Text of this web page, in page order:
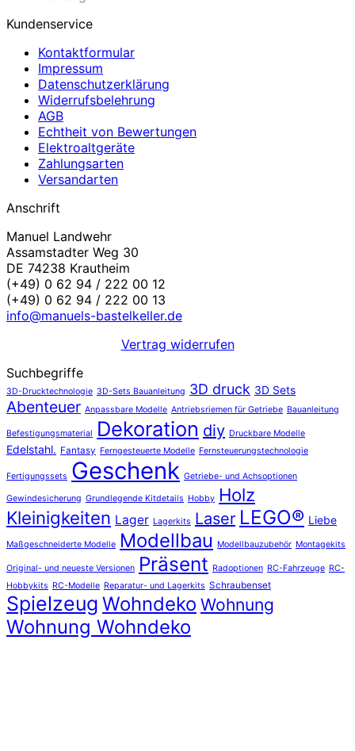
Kundenservice
Kontaktformular
Impressum
Datenschutzerklärung
Widerrufsbelehrung
AGB
Echtheit von Bewertungen
Elektroaltgeräte
Zahlungsarten
Versandarten
Anschrift
Manuel Landwehr
Assamstadter Weg 30
DE 74238 Krautheim
(+49) 0 62 94 / 222 00 12
(+49) 0 62 94 / 222 00 13
info@manuels-bastelkeller.de
Vertrag widerrufen
Suchbegriffe
3D-Drucktechnologie 3D-Sets Bauanleitung 3D druck 3D Sets
Abenteuer Anpassbare Modelle Antriebsriemen für Getriebe Bauanleitung
Befestigungsmaterial Dekoration diy Druckbare Modelle
Edelstahl. Fantasy Ferngesteuerte Modelle Fernsteuerungstechnologie
Fertigungssets Geschenk Getriebe- und Achsoptionen
Gewindesicherung Grundlegende Kitdetails Hobby Holz
Kleinigkeiten Lager Lagerkits Laser LEGO® Liebe
Maßgeschneiderte Modelle Modellbau Modellbauzubehör Montagekits
Original- und neueste Versionen Präsent Radoptionen RC-Fahrzeuge RC-
Hobbykits RC-Modelle Reparatur- und Lagerkits Schraubenset
Spielzeug Wohndeko Wohnung
Wohnung Wohndeko